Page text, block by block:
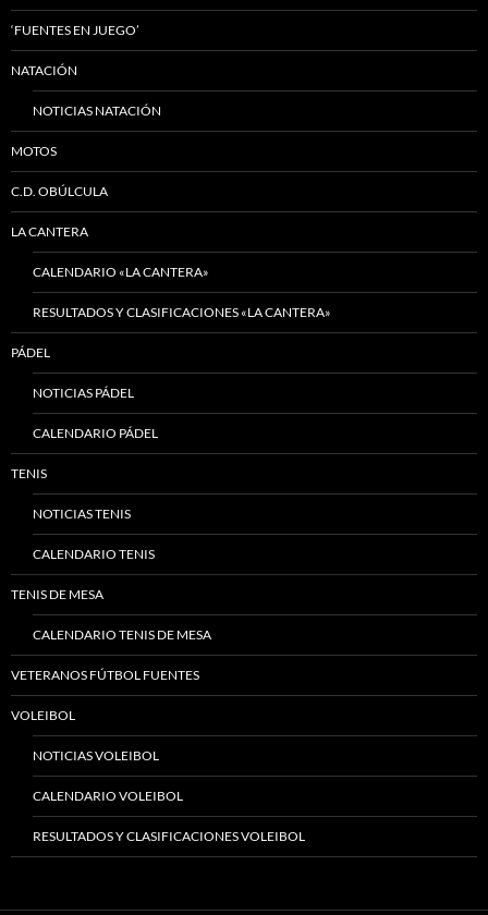
‘FUENTES EN JUEGO’
NATACIÓN
NOTICIAS NATACIÓN
MOTOS
C.D. OBÚLCULA
LA CANTERA
CALENDARIO «LA CANTERA»
RESULTADOS Y CLASIFICACIONES «LA CANTERA»
PÁDEL
NOTICIAS PÁDEL
CALENDARIO PÁDEL
TENIS
NOTICIAS TENIS
CALENDARIO TENIS
TENIS DE MESA
CALENDARIO TENIS DE MESA
VETERANOS FÚTBOL FUENTES
VOLEIBOL
NOTICIAS VOLEIBOL
CALENDARIO VOLEIBOL
RESULTADOS Y CLASIFICACIONES VOLEIBOL